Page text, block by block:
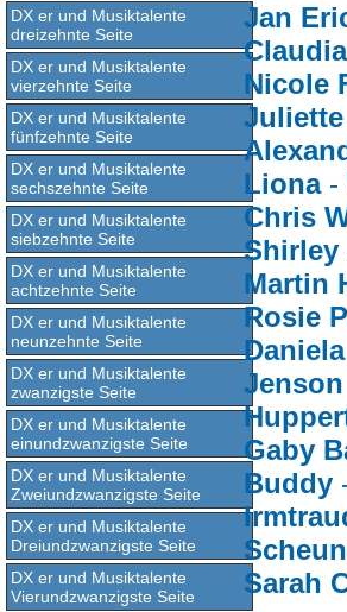
DX er und Musiktalente
dreizehnte Seite
DX er und Musiktalente
vierzehnte Seite
DX er und Musiktalente
fünfzehnte Seite
DX er und Musiktalente
sechszehnte Seite
DX er und Musiktalente
siebzehnte Seite
DX er und Musiktalente
achtzehnte Seite
DX er und Musiktalente
neunzehnte Seite
DX er und Musiktalente
zwanzigste Seite
DX er und Musiktalente
einundzwanzigste Seite
DX er und Musiktalente
Zweiundzwanzigste Seite
DX er und Musiktalente
Dreiundzwanzigste Seite
DX er und Musiktalente
Vierundzwanzigste Seite
Jan
Nicole
Liona-
Chris
Shirley
Martin
Rosie
Jenson
Gaby
Buddy
Sarah